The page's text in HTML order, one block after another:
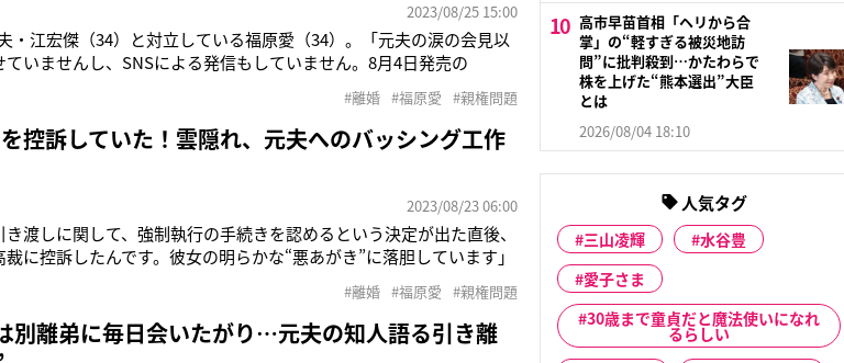
2023/08/25 15:00
・江宏傑（34）と対立している福原愛（34）。「元夫の涙の会見以
いませんし、SNSによる発信もしていません。8月4日発売の
のか、国外にいるのかもわからない状態です。テレビ出演もできず、
#離婚 #福原愛 #親権問題
控訴していた！雲隠れ、元夫へのバッシング工作
2023/08/23 06:00
渡しに関して、強制執行の手続きを認めるという決定が出た直後、
に控訴したんです。彼女の明らかな“悪あがき”に落胆しています」
きはさらに怪しくなっている。「彼女が頼りにしている中国のファ
#離婚 #福原愛 #親権問題
離弟に毎日会いたがり…元夫の知人語る引き離
高市早苗首相「ヘリから合
掌」の“軽すぎる被災地訪
問”に批判殺到…かたわらで
株を上げた“熊本選出”大臣
とは
2026/08/04 18:10
人気タグ
三山凌輝
水谷豊
愛子さま
30歳まで童貞だと魔法使いになれ
るらしい